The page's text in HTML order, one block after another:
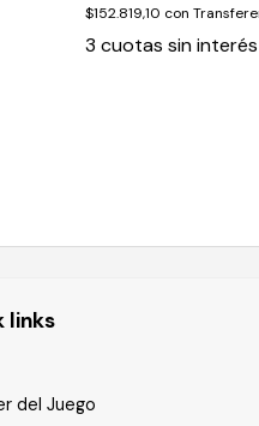
$152.819,10 con
3 cuotas sin
links
del Juego